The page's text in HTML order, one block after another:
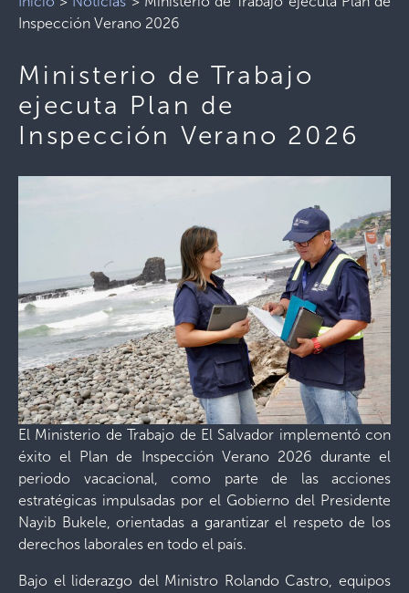
Inspección Verano 2026
Ministerio de Trabajo
ejecuta Plan de
Inspección Verano 2026
El Ministerio de Trabajo de El Salvador implementó con
éxito el Plan de Inspección Verano 2026 durante el
periodo vacacional, como parte de las acciones
estratégicas impulsadas por el Gobierno del Presidente
Nayib Bukele, orientadas a garantizar el respeto de los
derechos laborales en todo el país.
Bajo el liderazgo del Ministro Rolando Castro, equipos